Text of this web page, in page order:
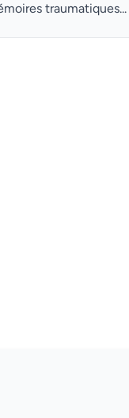
traumatiques...